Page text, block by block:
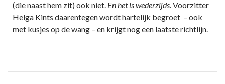
(die naast hem zit) ook niet. En het is wederzijds. Voorzitter
Helga Kints daarentegen wordt hartelijk begroet – ook
met kusjes op de wang – en krijgt nog een laatste richtlijn.